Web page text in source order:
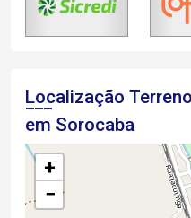
Localização
em Sorocaba
+
−